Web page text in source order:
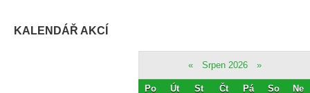
KALENDÁŘ AKCÍ
« Srpen 2026 »
Po Út St Čt Pá So
Ne